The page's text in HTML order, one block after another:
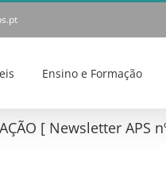
Ensino e Formação
[ Newsletter APS